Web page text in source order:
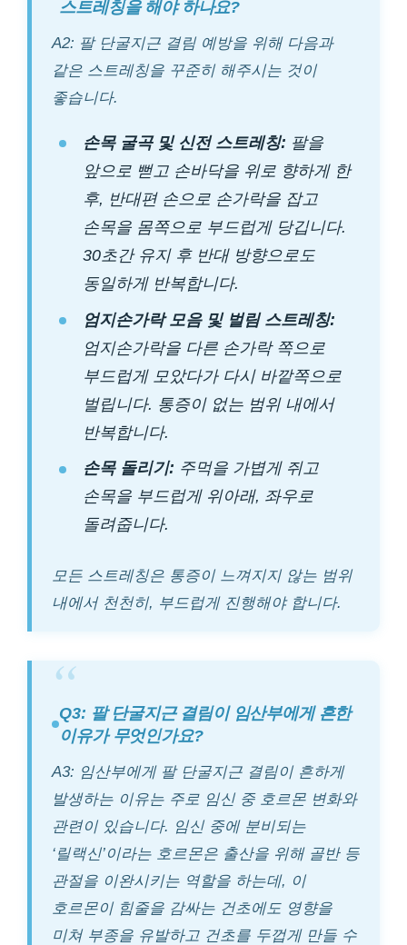
스트레칭을 해야 하나요?
A2: 팔 단굴지근 결림 예방을 위해 다음과
같은 스트레칭을 꾸준히 해주시는 것이
좋습니다.
손목 굴곡 및 신전 스트레칭: 팔을
앞으로 뻗고 손바닥을 위로 향하게 한
후, 반대편 손으로 손가락을 잡고
손목을 몸쪽으로 부드럽게 당깁니다.
30초간 유지 후 반대 방향으로도
동일하게 반복합니다.
엄지손가락 모음 및 벌림 스트레칭:
엄지손가락을 다른 손가락 쪽으로
부드럽게 모았다가 다시 바깥쪽으로
벌립니다. 통증이 없는 범위 내에서
반복합니다.
손목 돌리기: 주먹을 가볍게 쥐고
손목을 부드럽게 위아래, 좌우로
돌려줍니다.
모든 스트레칭은 통증이 느껴지지 않는 범위
내에서 천천히, 부드럽게 진행해야 합니다.
Q3: 팔 단굴지근 결림이 임산부에게 흔한
이유가 무엇인가요?
A3: 임산부에게 팔 단굴지근 결림이 흔하게
발생하는 이유는 주로 임신 중 호르몬 변화와
관련이 있습니다. 임신 중에 분비되는
‘릴랙신’이라는 호르몬은 출산을 위해 골반 등
관절을 이완시키는 역할을 하는데, 이
호르몬이 힘줄을 감싸는 건초에도 영향을
미쳐 부종을 유발하고 건초를 두껍게 만들 수